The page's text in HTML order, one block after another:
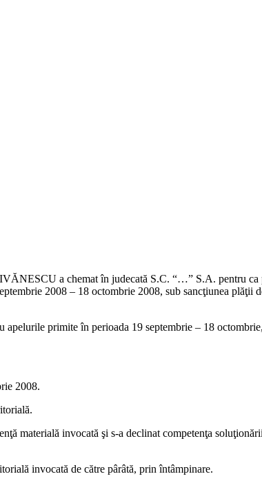
a chemat în judecată S.C. “…” S.A. pentru ca
2008 – 18 octombrie 2008, sub sancţiunea plăţii
primite în perioada 19 septembrie – 18
2008.
materială invocată şi s-a declinat competenţa
invocată de către pârâtă, prin întâmpinare.